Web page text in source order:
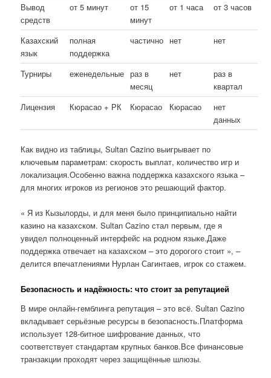
Вывод
средств
от 5 минут
от 15
минут
от 1 часа от 3 часов
Казахский
язык
полная
поддержка
частично нет нет
Турниры еженедельные раз в
месяц
нет
раз в
квартал
Лицензия
Кюрасао + РК Кюрасао Кюрасао
нет
данных
Как видно из таблицы, Sultan Cazino выигрывает по
ключевым параметрам: скорость выплат, количество игр и
локализация.Особенно важна поддержка казахского языка –
для многих игроков из регионов это решающий фактор.
« Я из Кызылорды, и для меня было принципиально найти
казино на казахском. Sultan Cazino стал первым, где я
увидел полноценный интерфейс на родном языке.Даже
поддержка отвечает на казахском – это дорогого стоит », –
делится впечатлениями Нурлан Сагинтаев, игрок со стажем.
Безопасность и надёжность: что стоит за репутацией
В мире онлайн-гемблинга репутация – это всё. Sultan Cazino
вкладывает серьёзные ресурсы в безопасность.Платформа
использует 128-битное шифрование данных, что
соответствует стандартам крупных банков.Все финансовые
транзакции проходят через защищённые шлюзы.